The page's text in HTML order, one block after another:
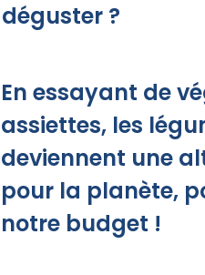
?
En essayant de
assiettes, les
deviennent une
pour la planète,
notre budget !